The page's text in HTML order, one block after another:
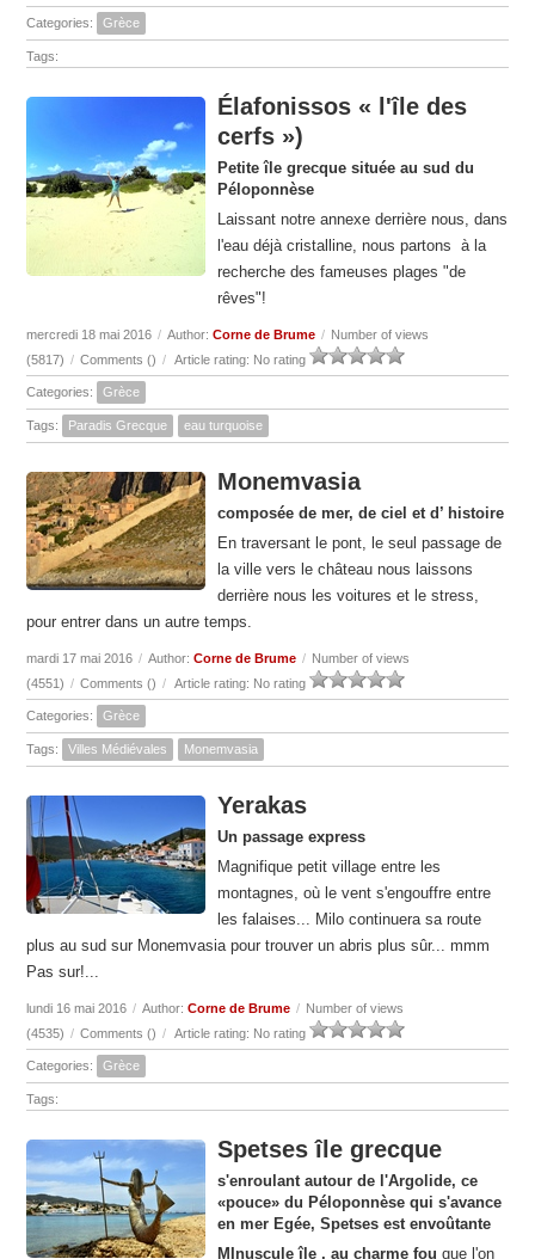
Categories: Grèce
Tags:
Élafonissos « l'île des
cerfs »)
Petite île grecque située au sud du
Péloponnèse
Laissant notre annexe derrière nous, dans
l'eau déjà cristalline, nous partons à la
recherche des fameuses plages "de
rêves"!
mercredi 18 mai 2016 / Author:Corne de Brume / Number of views
(5817) / Comments () / Article rating: No rating
Categories: Grèce
Tags: Paradis Grecque eau turquoise
Monemvasia
composée de mer, de ciel et d’ histoire
En traversant le pont, le seul passage de
la ville vers le château nous laissons
derrière nous les voitures et le stress,
pour entrer dans un autre temps.
mardi 17 mai 2016 / Author:Corne de Brume / Number of views
(4551) / Comments () / Article rating: No rating
Categories: Grèce
Tags: Villes Médiévales Monemvasia
Yerakas
Un passage express
Magnifique petit village entre les
montagnes, où le vent s'engouffre entre
les falaises... Milo continuera sa route
plus au sud sur Monemvasia pour trouver un abris plus sûr... mmm
Pas sur!...
lundi 16 mai 2016 / Author:Corne de Brume / Number of views
(4535) / Comments () / Article rating: No rating
Categories: Grèce
Tags:
Spetses île grecque
s'enroulant autour de l'Argolide, ce
«pouce» du Péloponnèse qui s'avance
en mer Egée, Spetses est envoûtante
MInuscule île , au charme fou que l'on